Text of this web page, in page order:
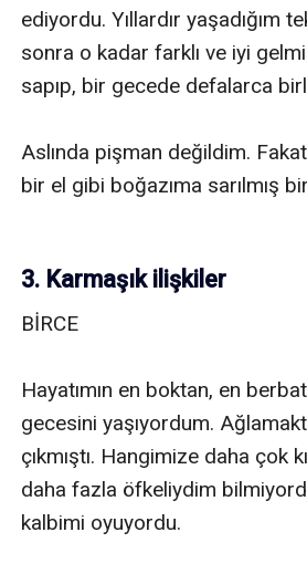
ediyordu. Yıllardır yaşadığım
sonra o kadar farklı ve iyi
sapıp, bir gecede defalarca
Aslında pişman değildim.
bir el gibi boğazıma sarılmış
3. Karmaşık ilişkiler
BİRCE
Hayatımın en boktan, en
gecesini yaşıyordum.
çıkmıştı. Hangimize daha çok
daha fazla öfkeliydim
kalbimi oyuyordu.